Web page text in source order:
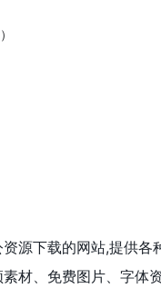
源下载的网站,提供
材、免费图片、字体